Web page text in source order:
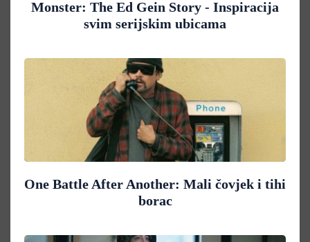
Monster: The Ed Gein Story - Inspiracija
svim serijskim ubicama
One Battle After Another: Mali čovjek i tihi
borac